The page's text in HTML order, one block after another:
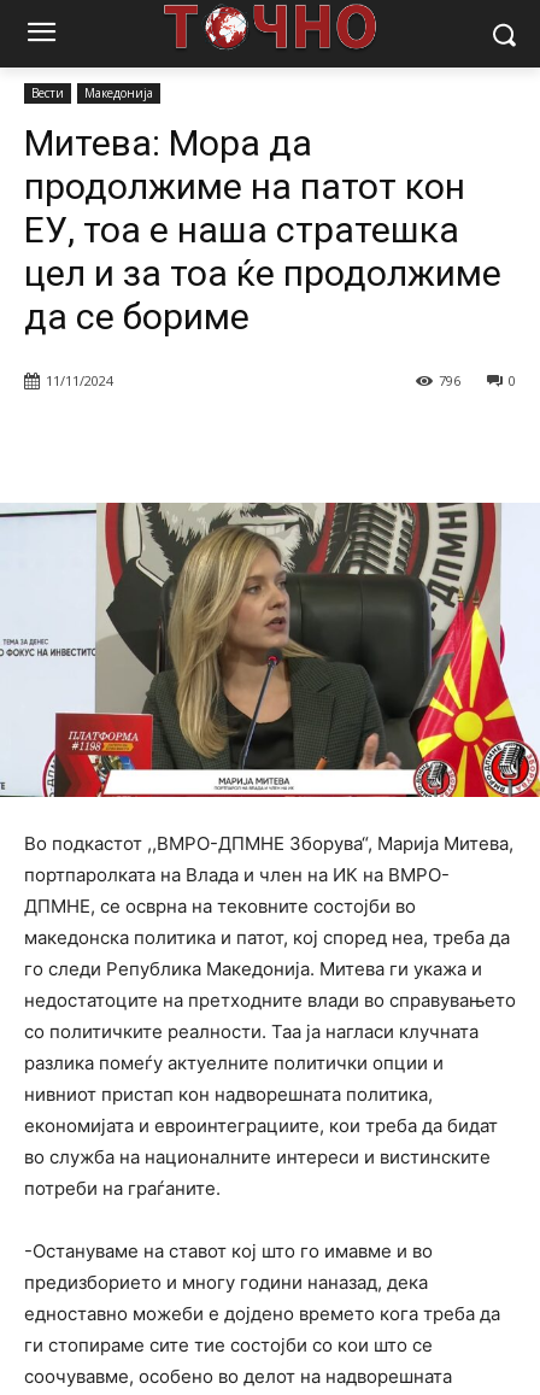
Почетна
Митева: Мора да продолжиме на патот кон ЕУ,
Вести Македонија
Митева: Мора да
продолжиме на патот кон
ЕУ, тоа е наша стратешка
цел и за тоа ќе продолжиме
да се бориме
11/11/2024 0
796
Во подкастот ,,ВМРО-ДПМНЕ Зборува“, Марија Митева,
портпаролката на Влада и член на ИК на ВМРО-
ДПМНЕ, се осврна на тековните состојби во
македонска политика и патот, кој според неа, треба да
го следи Република Македонија. Митева ги укажа и
недостатоците на претходните влади во справувањето
со политичките реалности. Таа ја нагласи клучната
разлика помеѓу актуелните политички опции и
нивниот пристап кон надворешната политика,
економијата и евроинтеграциите, кои треба да бидат
во служба на националните интереси и вистинските
потреби на граѓаните.
-Остануваме на ставот кој што го имавме и во
предизборието и многу години наназад, дека
едноставно можеби е дојдено времето кога треба да
ги стопираме сите тие состојби со кои што се
соочувавме, особено во делот на надворешната